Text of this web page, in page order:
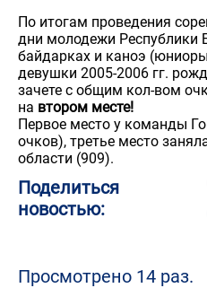
По итогам проведения
дни молодежи Республики
байдарках и каноэ
девушки 2005-2006 гг.
зачете с общим кол-вом
на втором месте!
Первое место у команды
очков), третье место
области (909).
Поделиться
новостью:
Просмотрено 14 раз.